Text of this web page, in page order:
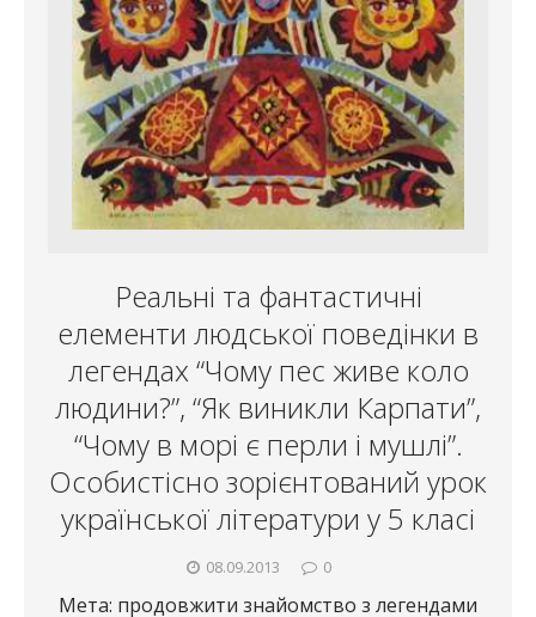
Реальні та фантастичні
елементи людської поведінки в
легендах “Чому пес живе коло
людини?”, “Як виникли Карпати”,
“Чому в морі є перли і мушлі”.
Особистісно зорієнтований урок
української літератури у 5 класі
08.09.2013 0
Мета: продовжити знайомство з легендами